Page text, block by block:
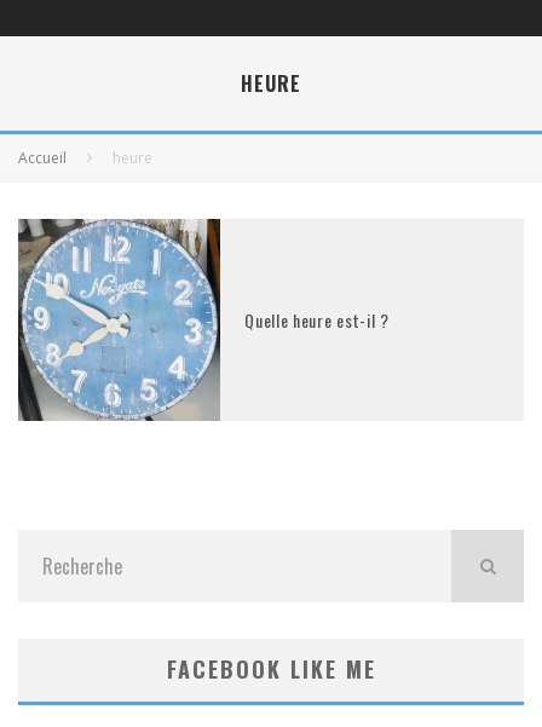
HEURE
Accueil heure
Quelle heure est-il ?
FACEBOOK LIKE ME